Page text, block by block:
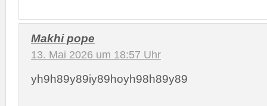
Makhi pope
13. Mai 2026 um 18:57 Uhr
yh9h89y89iy89hoyh98h89y89